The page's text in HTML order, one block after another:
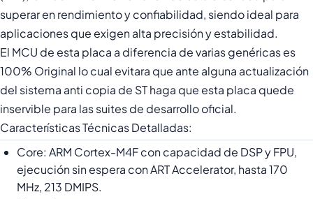
superar en rendimiento y confiabilidad, siendo ideal para
aplicaciones que exigen alta precisión y estabilidad.
El MCU de esta placa a diferencia de varias genéricas es
100% Original lo cual evitara que ante alguna actualización
del sistema anti copia de ST haga que esta placa quede
inservible para las suites de desarrollo oficial.
Características Técnicas Detalladas:
Core: ARM Cortex-M4F con capacidad de DSP y FPU,
ejecución sin espera con ART Accelerator, hasta 170
MHz, 213 DMIPS.